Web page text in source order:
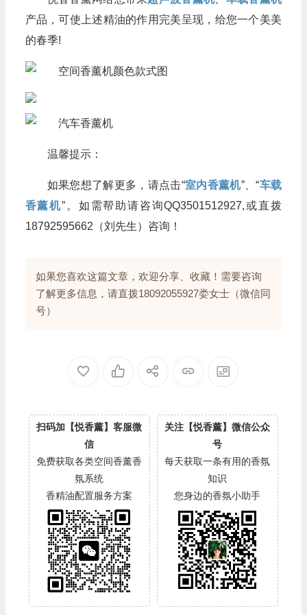
产品，可使上述精油的作用完美呈现，给您一个美美
的春季!
温馨提示：
如果您想了解更多，请点击“室内香薰机”、“车载
香薰机”。如需帮助请咨询QQ3501512927,或直拨
18792595662（刘先生）咨询！
如果您喜欢这篇文章，欢迎分享、收藏！需要咨询
了解更多信息，请直拨18092055927娄女士（微信同
号）
扫码加【悦香薰】客服微
信
免费获取各类空间香薰香
氛系统
香精油配置服务方案
关注【悦香薰】微信公众
号
每天获取一条有用的香氛
知识
您身边的香氛小助手